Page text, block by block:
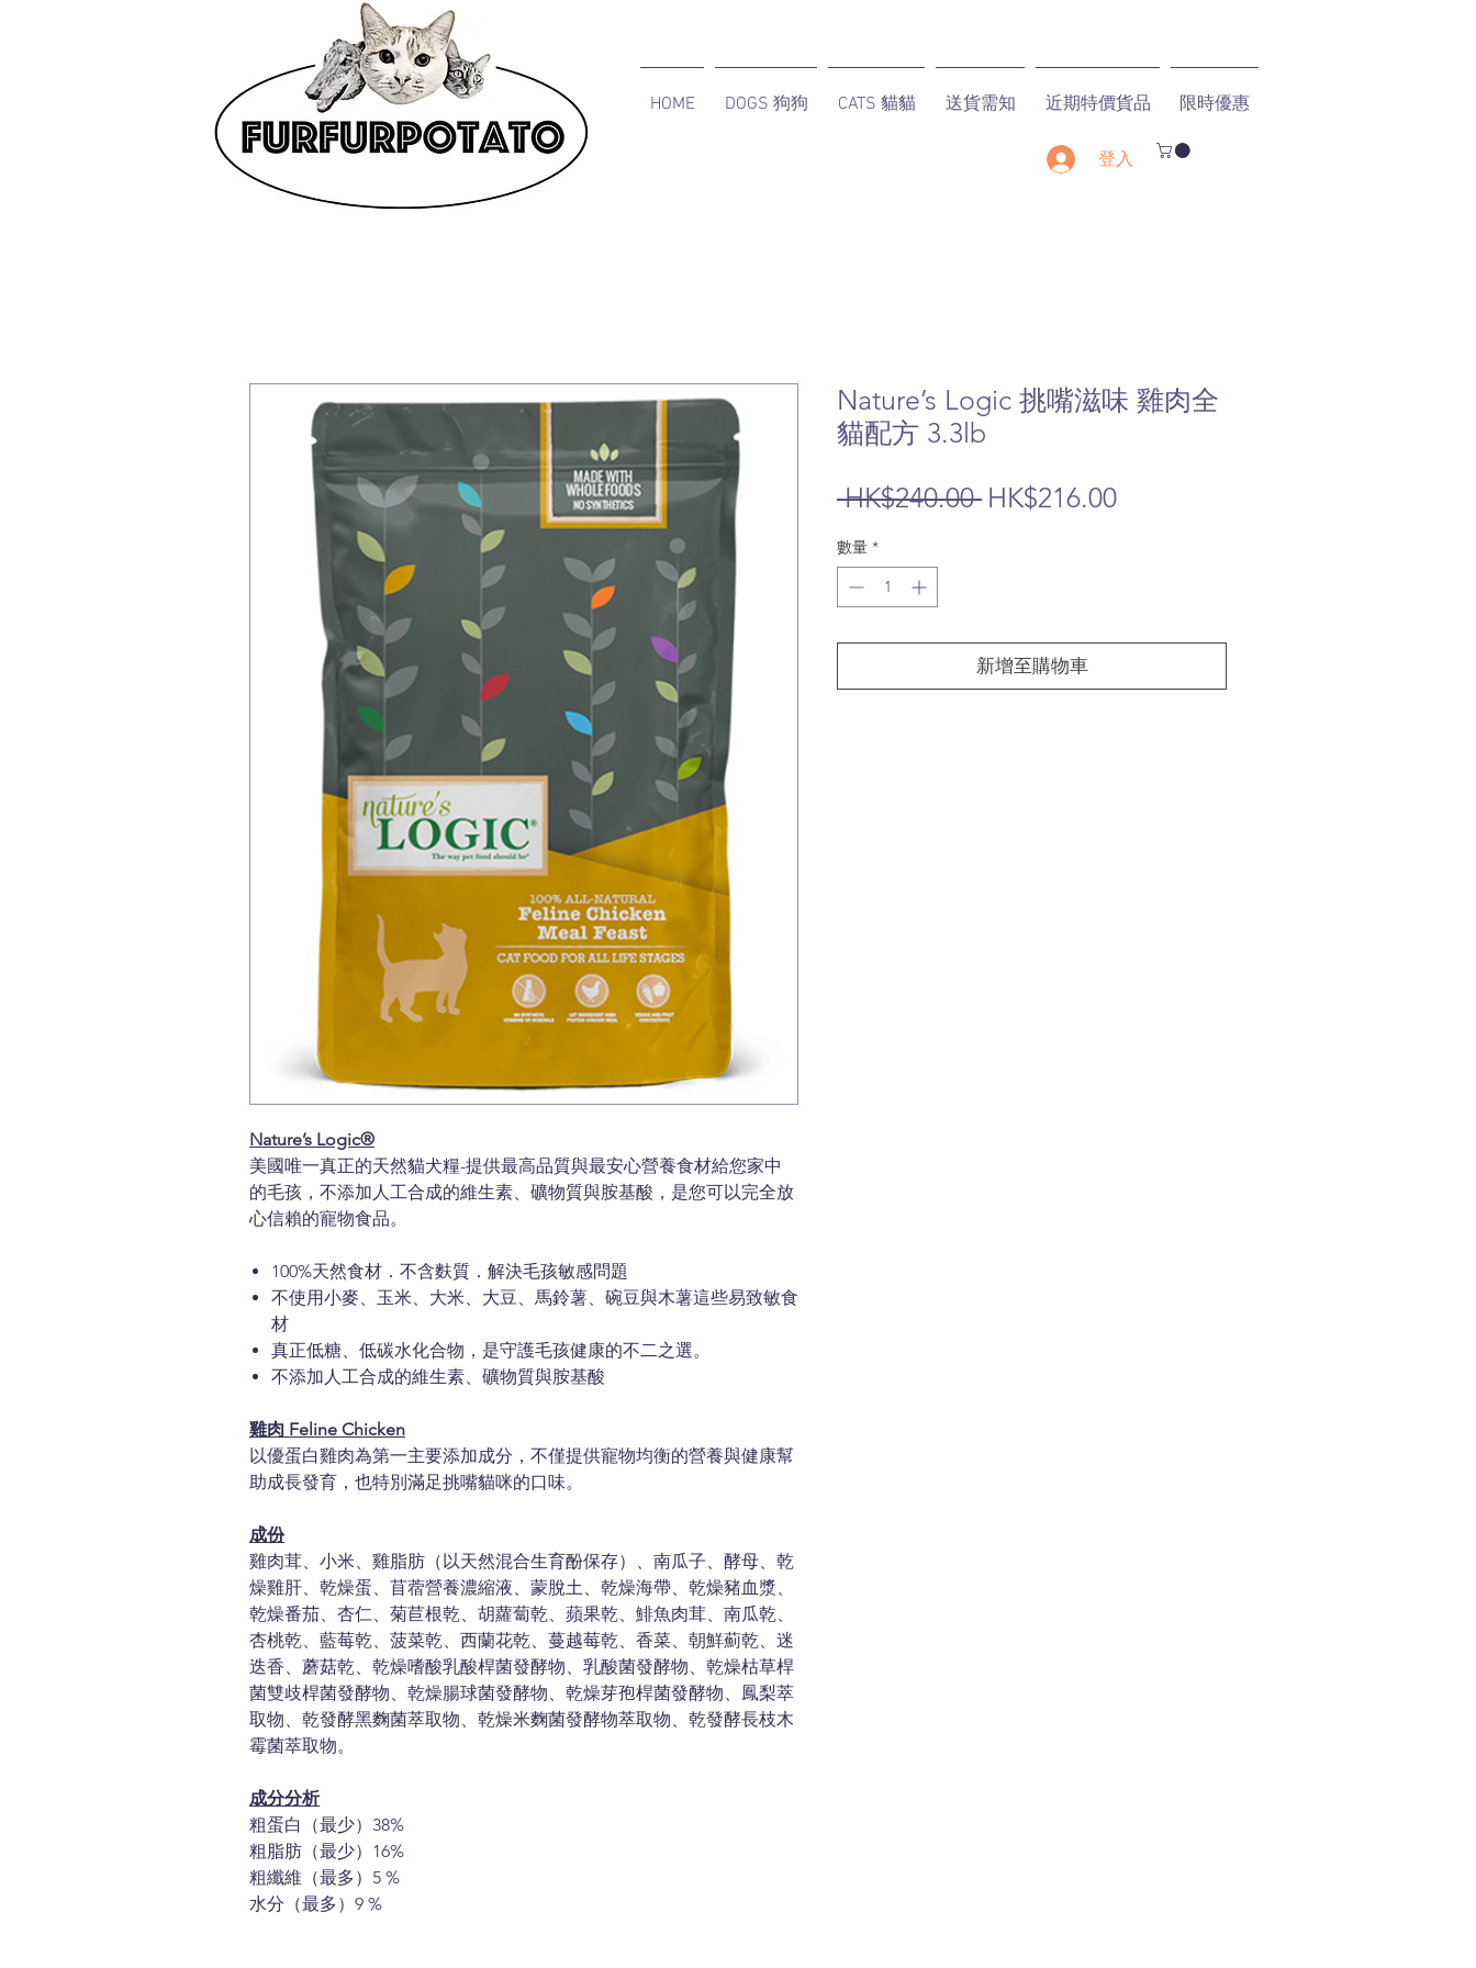
HOME DOGS 狗狗 CATS 貓貓 送貨需知 近期特價貨品 限時優惠
登入
Nature’s Logic®
美國唯一真正的天然貓犬糧-提供最高品質與最安心營養食材給您家中
的毛孩，不添加人工合成的維生素、礦物質與胺基酸，是您可以完全放
心信賴的寵物食品。
100%天然食材．不含麩質．解決毛孩敏感問題
不使用小麥、玉米、大米、大豆、馬鈴薯、碗豆與木薯這些易致敏食
材
真正低糖、低碳水化合物，是守護毛孩健康的不二之選。
不添加人工合成的維生素、礦物質與胺基酸
雞肉 Feline Chicken
以優蛋白雞肉為第一主要添加成分，不僅提供寵物均衡的營養與健康幫
助成長發育，也特別滿足挑嘴貓咪的口味。
成份
雞肉茸、小米、雞脂肪（以天然混合生育酚保存）、南瓜子、酵母、乾
燥雞肝、乾燥蛋、苜蓿營養濃縮液、蒙脫土、乾燥海帶、乾燥豬血漿、
乾燥番茄、杏仁、菊苣根乾、胡蘿蔔乾、蘋果乾、鯡魚肉茸、南瓜乾、
杏桃乾、藍莓乾、菠菜乾、西蘭花乾、蔓越莓乾、香菜、朝鮮薊乾、迷
迭香、蘑菇乾、乾燥嗜酸乳酸桿菌發酵物、乳酸菌發酵物、乾燥枯草桿
菌雙歧桿菌發酵物、乾燥腸球菌發酵物、乾燥芽孢桿菌發酵物、鳳梨萃
取物、乾發酵黑麴菌萃取物、乾燥米麴菌發酵物萃取物、乾發酵長枝木
霉菌萃取物。
成分分析
粗蛋白（最少）38%
粗脂肪（最少）16%
粗纖維（最多）5 %
水分（最多）9 %
Nature’s Logic 挑嘴滋味 雞肉全
貓配方 3.3lb
HK$240.00 一
HK$216.00促
數量 *
新增至購物車